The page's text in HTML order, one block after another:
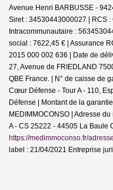
Avenue Henri BARBUSSE -
Siret : 34530443000027 | RCS :
Intracommunautaire :
social : 7622,45 € | Assurance
2015 000 002 636 | Date de
27, Avenue de FRIEDLAND
QBE France. | N° de caisse de
Cœur Défense - Tour A - 110,
Défense | Montant de la
MEDIMMOCONSO | Adresse
A - CS 25222 - 44505 La Baule
https://medimmoconso.fr/
label : 21/04/2021 Entreprise